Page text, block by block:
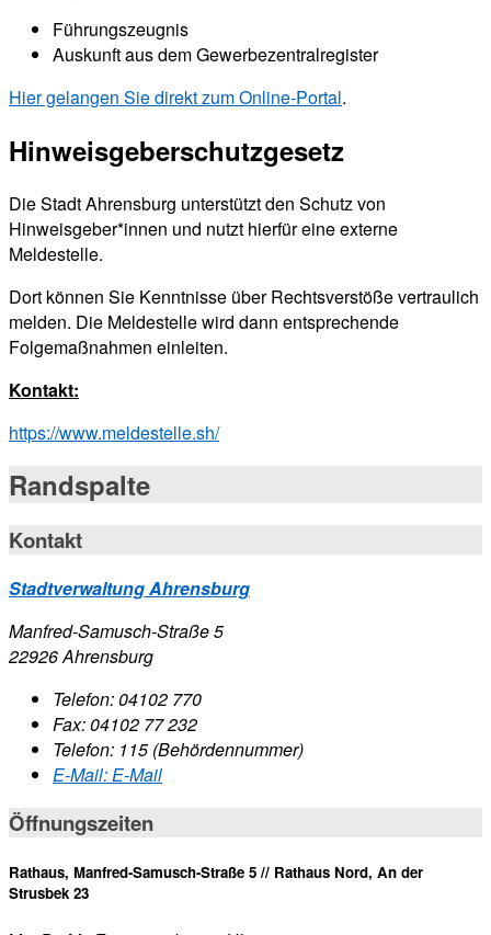
Führungszeugnis
Auskunft aus dem Gewerbezentralregister
Hier gelangen Sie direkt zum Online-Portal.
Hinweisgeberschutzgesetz
Die Stadt Ahrensburg unterstützt den Schutz von
Hinweisgeber*innen und nutzt hierfür eine externe
Meldestelle.
Dort können Sie Kenntnisse über Rechtsverstöße vertraulich
melden. Die Meldestelle wird dann entsprechende
Folgemaßnahmen einleiten.
Kontakt:
https://www.meldestelle.sh/
Randspalte
Kontakt
Stadtverwaltung Ahrensburg
Manfred-Samusch-Straße 5
22926 Ahrensburg
Telefon:04102 770
Fax:04102 77 232
Telefon: 115 (Behördennummer)
E-Mail:E-Mail
Öffnungszeiten
Rathaus, Manfred-Samusch-Straße 5 // Rathaus Nord, An der
Strusbek 23